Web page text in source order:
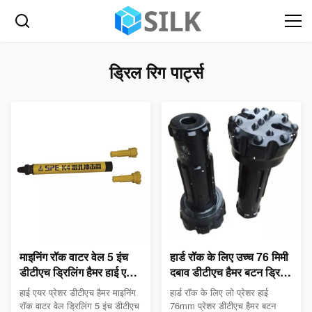
ड्रिल रिग पार्ट्स
माइनिंग रॉक वाटर वेल 5 इंच
डीटीएच ड्रिलिंग हैमर हाई एयर
प्रेशर
हाई एयर प्रेशर डीटीएच हैमर माइनिंग
रॉक वाटर वेल ड्रिलिंग 5 इंच डीटीएच
हार्ड रॉक के लिए उच्च 76 मिमी
दबाव डीटीएच हैमर बटन ड्रिल
बिट
हार्ड रॉक के लिए लो प्रेशर हाई
76mm प्रेशर डीटीएच हैमर बटन